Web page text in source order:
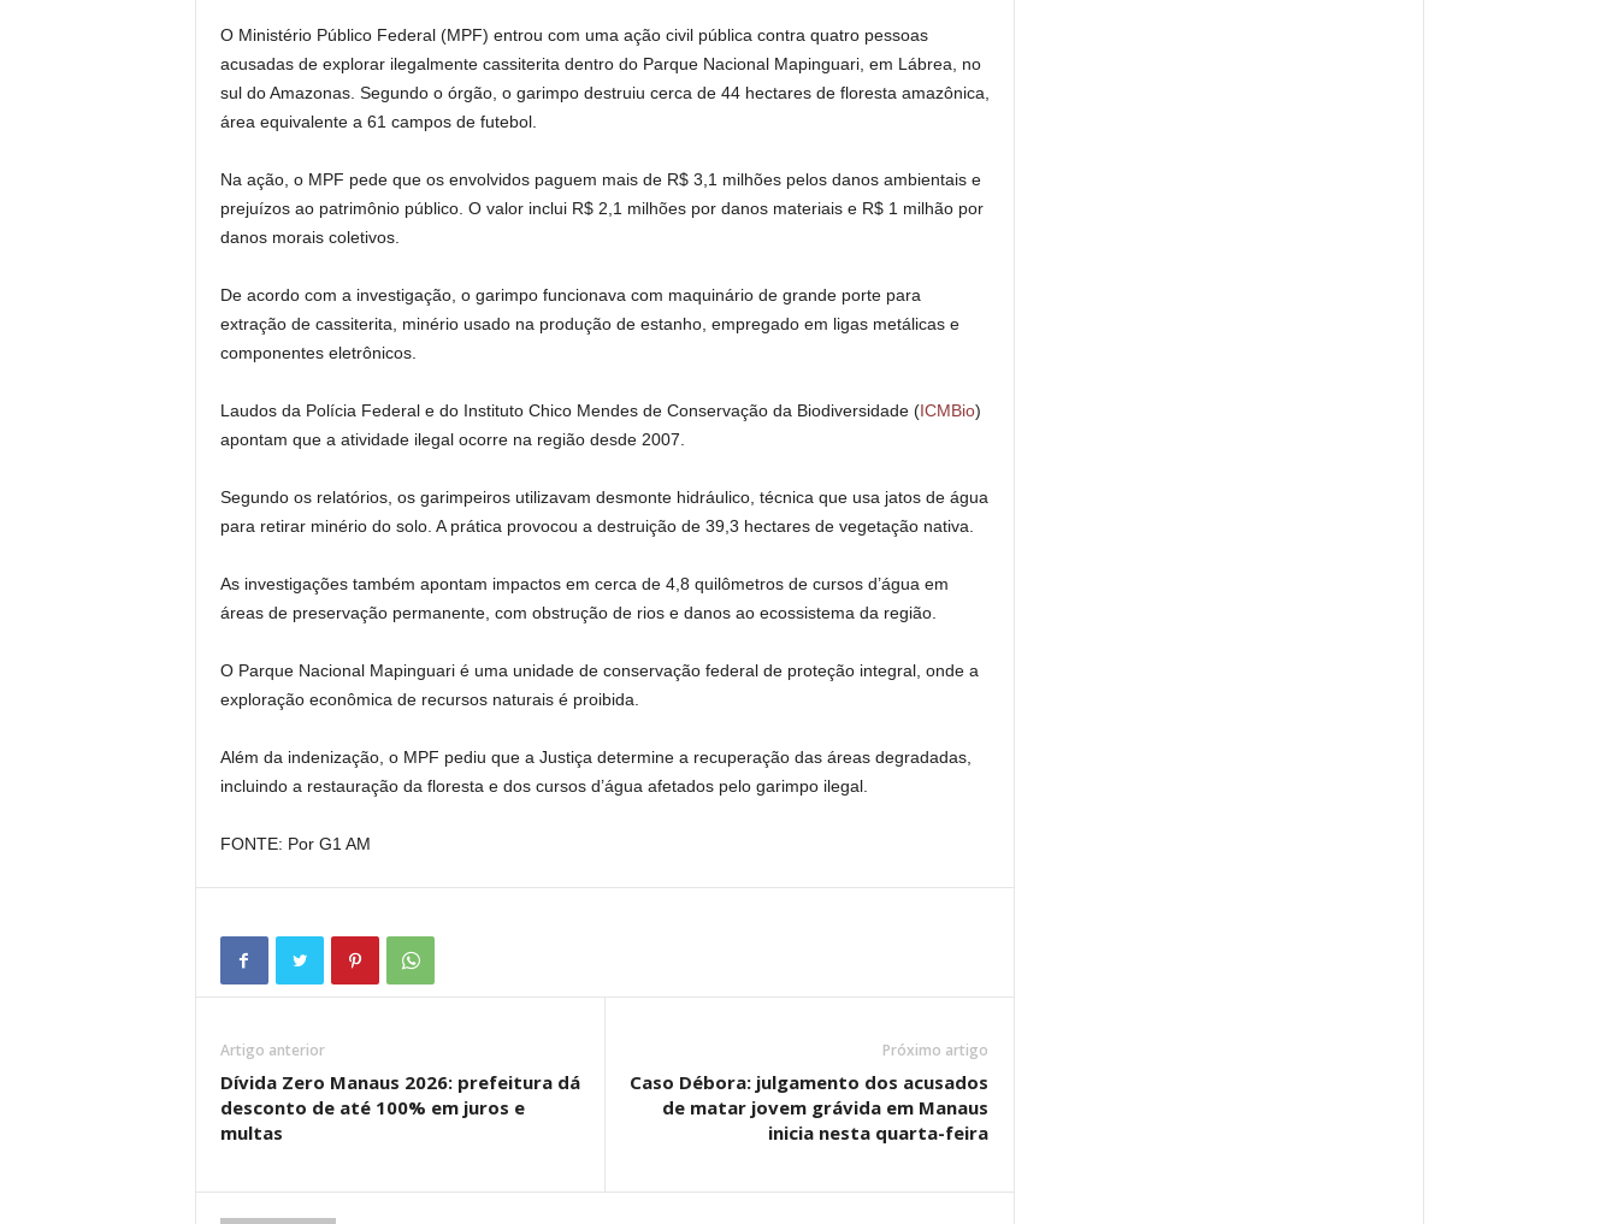
O Ministério Público Federal (MPF) entrou com uma ação civil pública contra quatro pessoas
acusadas de explorar ilegalmente cassiterita dentro do Parque Nacional Mapinguari, em Lábrea, no
sul do Amazonas. Segundo o órgão, o garimpo destruiu cerca de 44 hectares de floresta amazônica,
área equivalente a 61 campos de futebol.
Na ação, o MPF pede que os envolvidos paguem mais de R$ 3,1 milhões pelos danos ambientais e
prejuízos ao patrimônio público. O valor inclui R$ 2,1 milhões por danos materiais e R$ 1 milhão por
danos morais coletivos.
De acordo com a investigação, o garimpo funcionava com maquinário de grande porte para
extração de cassiterita, minério usado na produção de estanho, empregado em ligas metálicas e
componentes eletrônicos.
Laudos da Polícia Federal e do Instituto Chico Mendes de Conservação da Biodiversidade (ICMBio)
apontam que a atividade ilegal ocorre na região desde 2007.
Segundo os relatórios, os garimpeiros utilizavam desmonte hidráulico, técnica que usa jatos de água
para retirar minério do solo. A prática provocou a destruição de 39,3 hectares de vegetação nativa.
As investigações também apontam impactos em cerca de 4,8 quilômetros de cursos d’água em
áreas de preservação permanente, com obstrução de rios e danos ao ecossistema da região.
O Parque Nacional Mapinguari é uma unidade de conservação federal de proteção integral, onde a
exploração econômica de recursos naturais é proibida.
Além da indenização, o MPF pediu que a Justiça determine a recuperação das áreas degradadas,
incluindo a restauração da floresta e dos cursos d’água afetados pelo garimpo ilegal.
FONTE: Por G1 AM
Artigo anterior
Dívida Zero Manaus 2026: prefeitura dá
desconto de até 100% em juros e
multas
Próximo artigo
Caso Débora: julgamento dos acusados
de matar jovem grávida em Manaus
inicia nesta quarta-feira